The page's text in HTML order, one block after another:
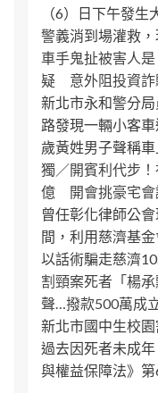
（6）日下午發
警義消到場灌救
車手鬼扯被害人
疑 意外阻投資詐
新北市永和警分
路發現一輛小客
歲黃姓男子聲稱
獨／開賓利代步
億 開會挑豪宅會
曾任彰化律師公
間，利用慈濟基
以話術騙走慈濟
割頸案死者「楊
聲…撥款500萬成
新北市國中生校
過去因死者未成
與權益保障法》